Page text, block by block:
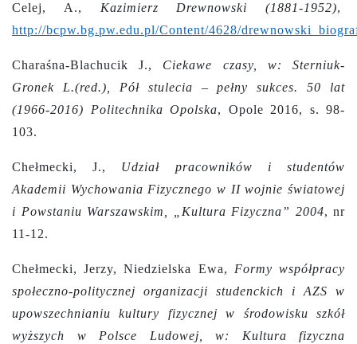
Celej, A., Kazimierz Drewnowski (1881-1952),
http://bcpw.bg.pw.edu.pl/Content/4628/
Charaśna-Blachucik J., Ciekawe czasy, w: Sterniuk-
Gronek L.(red.), Pół stulecia – pełny sukces. 50 lat
(1966-2016) Politechnika Opolska, Opole 2016, s. 98-
103.
Chełmecki, J., Udział pracowników i studentów
Akademii Wychowania Fizycznego w II wojnie światowej
i Powstaniu Warszawskim, „Kultura Fizyczna” 2004, nr
11-12.
Chełmecki, Jerzy, Niedzielska Ewa, Formy współpracy
społeczno-politycznej organizacji studenckich i AZS w
upowszechnianiu kultury fizycznej w środowisku szkół
wyższych w Polsce Ludowej, w: Kultura fizyczna